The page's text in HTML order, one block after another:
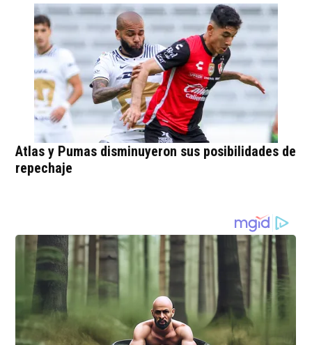
Atlas y Pumas disminuyeron sus posibilidades de
repechaje